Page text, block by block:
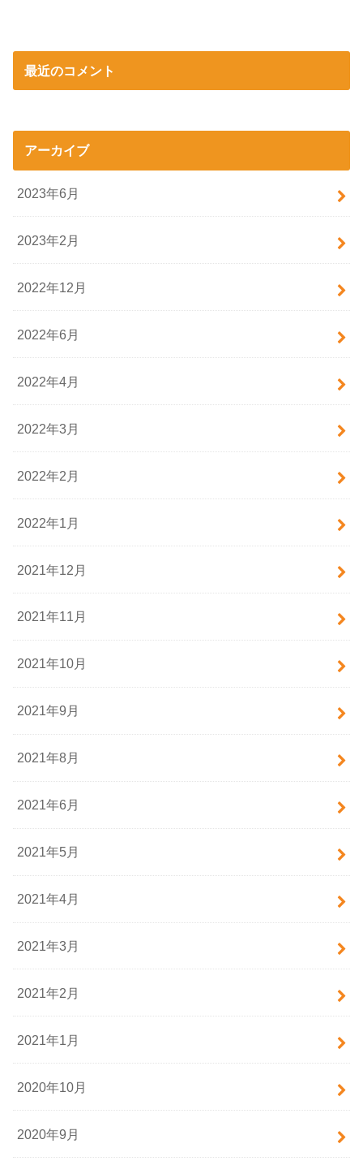
最近のコメント
アーカイブ
2023年6月
2023年2月
2022年12月
2022年6月
2022年4月
2022年3月
2022年2月
2022年1月
2021年12月
2021年11月
2021年10月
2021年9月
2021年8月
2021年6月
2021年5月
2021年4月
2021年3月
2021年2月
2021年1月
2020年10月
2020年9月